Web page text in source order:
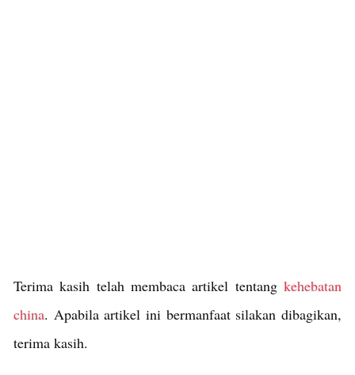
Terima kasih telah membaca artikel tentang kehebatan
china. Apabila artikel ini bermanfaat silakan dibagikan,
terima kasih.